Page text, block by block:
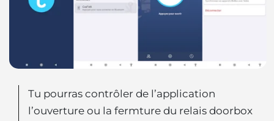
Tu pourras contrôler de l’application
l’ouverture ou la fermture du relais doorbox